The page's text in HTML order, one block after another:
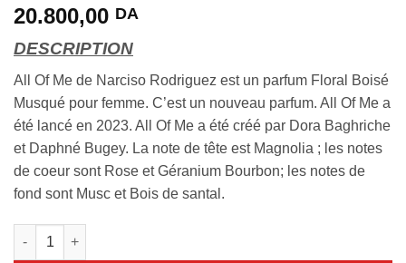
20.800,00 DA
DESCRIPTION
All Of Me de Narciso Rodriguez est un parfum Floral Boisé
Musqué pour femme. C’est un nouveau parfum. All Of Me a
été lancé en 2023. All Of Me a été créé par Dora Baghriche
et Daphné Bugey. La note de tête est Magnolia ; les notes
de coeur sont Rose et Géranium Bourbon; les notes de
fond sont Musc et Bois de santal.
quantité de Narciso All of me 90ml EDP